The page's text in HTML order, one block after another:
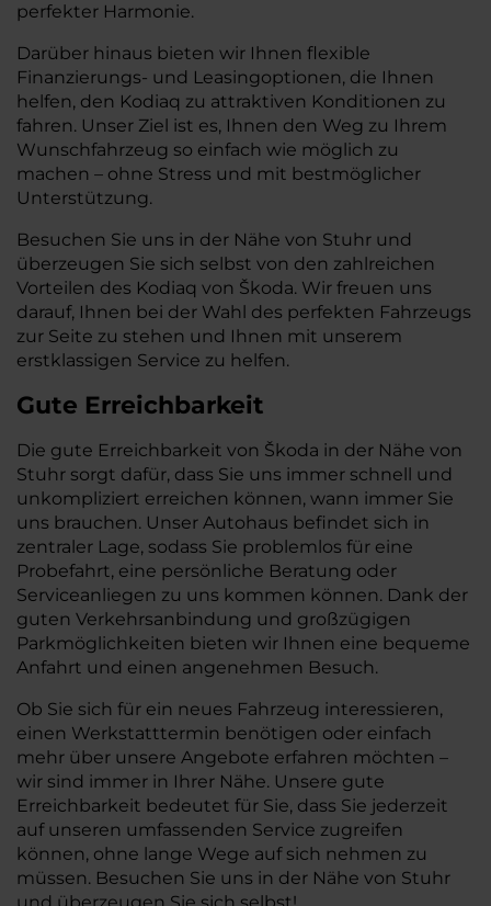
perfekter Harmonie.
Darüber hinaus bieten wir Ihnen flexible
Finanzierungs- und Leasingoptionen, die Ihnen
helfen, den Kodiaq zu attraktiven Konditionen zu
fahren. Unser Ziel ist es, Ihnen den Weg zu Ihrem
Wunschfahrzeug so einfach wie möglich zu
machen – ohne Stress und mit bestmöglicher
Unterstützung.
Besuchen Sie uns in der Nähe von Stuhr und
überzeugen Sie sich selbst von den zahlreichen
Vorteilen des Kodiaq von Škoda. Wir freuen uns
darauf, Ihnen bei der Wahl des perfekten Fahrzeugs
zur Seite zu stehen und Ihnen mit unserem
erstklassigen Service zu helfen.
Gute Erreichbarkeit
Die gute Erreichbarkeit von Škoda in der Nähe von
Stuhr sorgt dafür, dass Sie uns immer schnell und
unkompliziert erreichen können, wann immer Sie
uns brauchen. Unser Autohaus befindet sich in
zentraler Lage, sodass Sie problemlos für eine
Probefahrt, eine persönliche Beratung oder
Serviceanliegen zu uns kommen können. Dank der
guten Verkehrsanbindung und großzügigen
Parkmöglichkeiten bieten wir Ihnen eine bequeme
Anfahrt und einen angenehmen Besuch.
Ob Sie sich für ein neues Fahrzeug interessieren,
einen Werkstatttermin benötigen oder einfach
mehr über unsere Angebote erfahren möchten –
wir sind immer in Ihrer Nähe. Unsere gute
Erreichbarkeit bedeutet für Sie, dass Sie jederzeit
auf unseren umfassenden Service zugreifen
können, ohne lange Wege auf sich nehmen zu
müssen. Besuchen Sie uns in der Nähe von Stuhr